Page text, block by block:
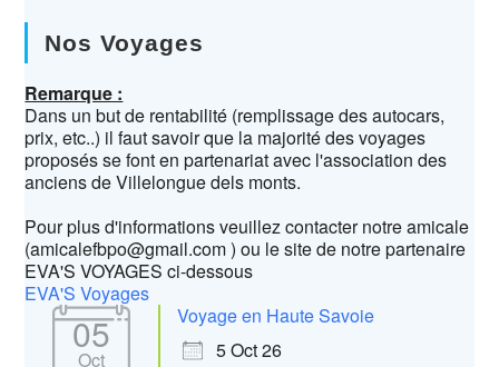
Nos Voyages
Remarque :
Dans un but de rentabilité (remplissage des autocars,
prix, etc..) il faut savoir que la majorité des voyages
proposés se font en partenariat avec l'association des
anciens de Villelongue dels monts.
Pour plus d'informations veuillez contacter notre amicale
(amicalefbpo@gmail.com ) ou le site de notre partenaire
EVA'S VOYAGES ci-dessous
EVA'S Voyages
05
Oct
Voyage en Haute Savoie
5 Oct 26